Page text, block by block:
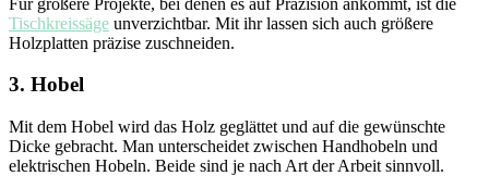
Tischkreissäge unverzichtbar. Mit ihr lassen sich auch größere
Holzplatten präzise zuschneiden.
3. Hobel
Mit dem Hobel wird das Holz geglättet und auf die gewünschte
Dicke gebracht. Man unterscheidet zwischen Handhobeln und
elektrischen Hobeln. Beide sind je nach Art der Arbeit sinnvoll.